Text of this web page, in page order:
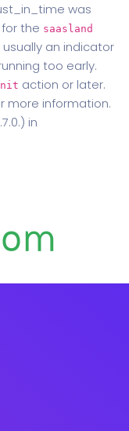
was
the saasland
an indicator
too early.
action or later.
more information.
in